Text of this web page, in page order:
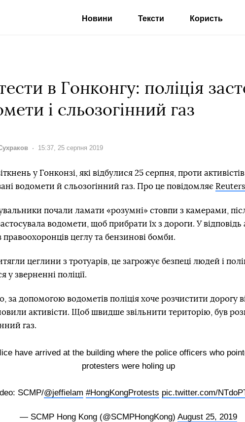
Новини Тексти Користь
в Гонконгу: поліція
і сльозогінний газ
Дата:
15:37, 25 серпня 2019
у Гонконзі, які відбулися 25 серпня, проти
водомети й сльозогінний газ. Про це повідомляє Reuters
почали ламати «розумні» стовпи з камерами,
водомети, щоб прибрати їх з дороги. У відповідь
правоохоронців цеглу та бензинові бомби.
цеглини з тротуарів, це загрожує безпеці людей і
у зверненні поліції.
за допомогою водометів поліція хоче розчистити дорогу
активісти. Щоб швидше звільнити територію, був
газ.
have arrived at the building where the police officers who
protesters were holing up
SCMP/@jeffielam #HongKongProtests pic.twitter.com/
— SCMP Hong Kong (@SCMPHongKong) August 25, 2019